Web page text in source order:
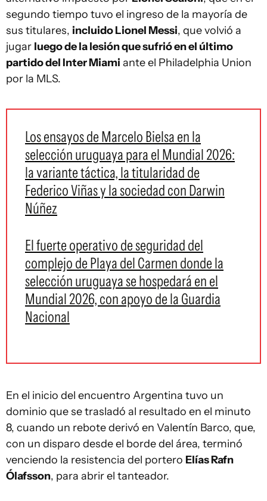
segundo tiempo tuvo el ingreso de la mayoría de
sus titulares, incluido Lionel Messi, que volvió a
jugar luego de la lesión que sufrió en el último
partido del Inter Miami ante el Philadelphia Union
por la MLS.
Los ensayos de Marcelo Bielsa en la
selección uruguaya para el Mundial 2026:
la variante táctica, la titularidad de
Federico Viñas y la sociedad con Darwin
Núñez
El fuerte operativo de seguridad del
complejo de Playa del Carmen donde la
selección uruguaya se hospedará en el
Mundial 2026, con apoyo de la Guardia
Nacional
En el inicio del encuentro Argentina tuvo un
dominio que se trasladó al resultado en el minuto
8, cuando un rebote derivó en Valentín Barco, que,
con un disparo desde el borde del área, terminó
venciendo la resistencia del portero Elías Rafn
Ólafsson, para abrir el tanteador.